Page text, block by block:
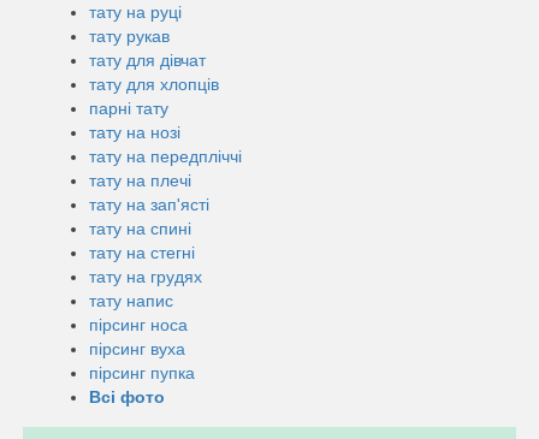
тату на руці
тату рукав
тату для дівчат
тату для хлопців
парні тату
тату на нозі
тату на передпліччі
тату на плечі
тату на зап'ясті
тату на спині
тату на стегні
тату на грудях
тату напис
пірсинг носа
пірсинг вуха
пірсинг пупка
Всі фото